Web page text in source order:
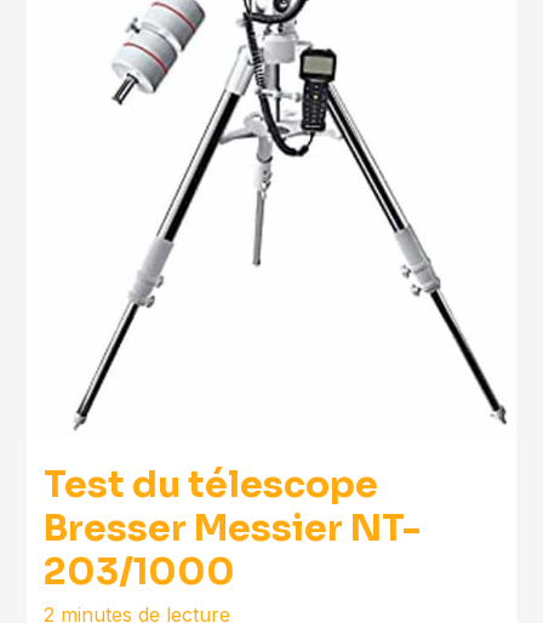
Test du télescope
Bresser Messier NT-
203/1000
2 minutes de lecture